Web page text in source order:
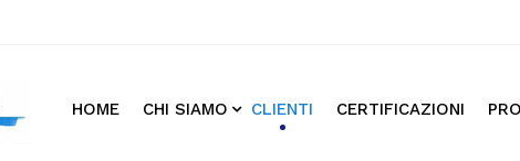
HOME CHI SIAMO CLIENTI CERTIFICAZIONI